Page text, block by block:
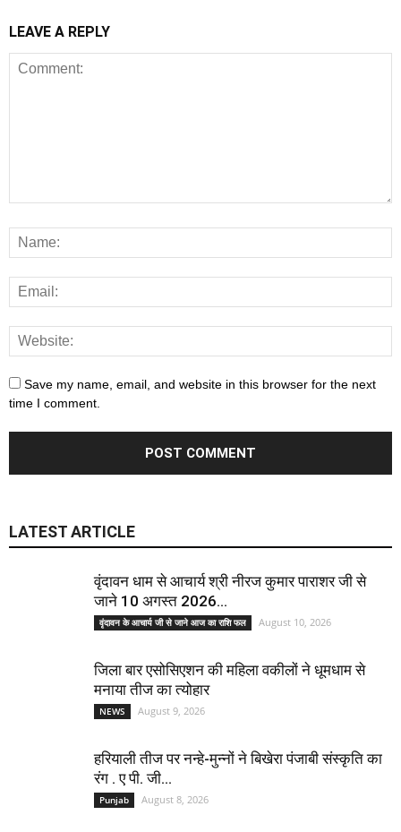
LEAVE A REPLY
Save my name, email, and website in this browser for the next
time I comment.
LATEST ARTICLE
वृंदावन धाम से आचार्य श्री नीरज कुमार पाराशर जी से
जाने 10 अगस्त 2026...
वृंदावन के आचार्य जी से जाने आज का राशि फल August 10, 2026
जिला बार एसोसिएशन की महिला वकीलों ने धूमधाम से
मनाया तीज का त्योहार
NEWS August 9, 2026
हरियाली तीज पर नन्हे-मुन्नों ने बिखेरा पंजाबी संस्कृति का
रंग . ए पी. जी...
Punjab August 8, 2026